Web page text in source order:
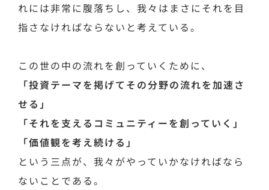
れには非常に腹落ちし、我々はまさにそれを目
指さなければならないと考えている。
この世の中の流れを創っていくために、
「投資テーマを掲げてその分野の流れを加速さ
せる」
「それを支えるコミュニティーを創っていく」
「価値観を考え続ける」
という三点が、我々がやっていかなければなら
ないことである。